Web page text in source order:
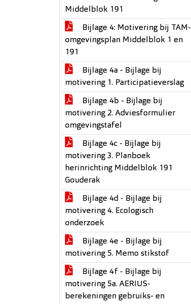
Middelblok 191
Bijlage 4: Motivering bij TAM-
omgevingsplan Middelblok 1 en
191
Bijlage 4a - Bijlage bij
motivering 1. Participatieverslag
Bijlage 4b - Bijlage bij
motivering 2. Adviesformulier
omgevingstafel
Bijlage 4c - Bijlage bij
motivering 3. Planboek
herinrichting Middelblok 191
Gouderak
Bijlage 4d - Bijlage bij
motivering 4. Ecologisch
onderzoek
Bijlage 4e - Bijlage bij
motivering 5. Memo stikstof
Bijlage 4f - Bijlage bij
motivering 5a. AERIUS-
berekeningen gebruiks- en